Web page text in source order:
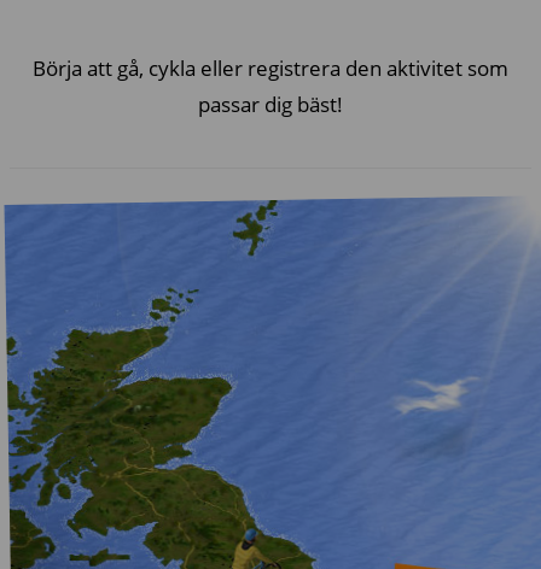
Börja att gå, cykla eller registrera den aktivitet som
passar dig bäst!